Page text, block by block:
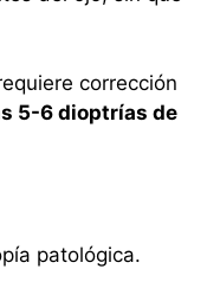
corrección
5-6 dioptrías de
patológica.